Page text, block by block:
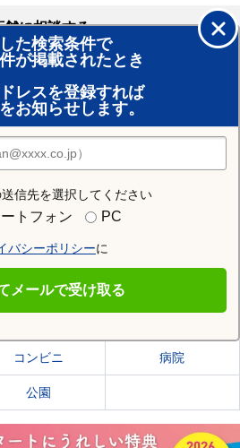
た検索条件で
が掲載されたとき
レスを登録すれば
お知らせします。
信先を選択してください
トフォン PC
バシーポリシーに
メールで受け取る
舗に相談する
の情報を見る
コンビニ 病院
公園